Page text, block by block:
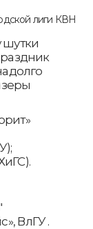
шутки
ВлГУ .